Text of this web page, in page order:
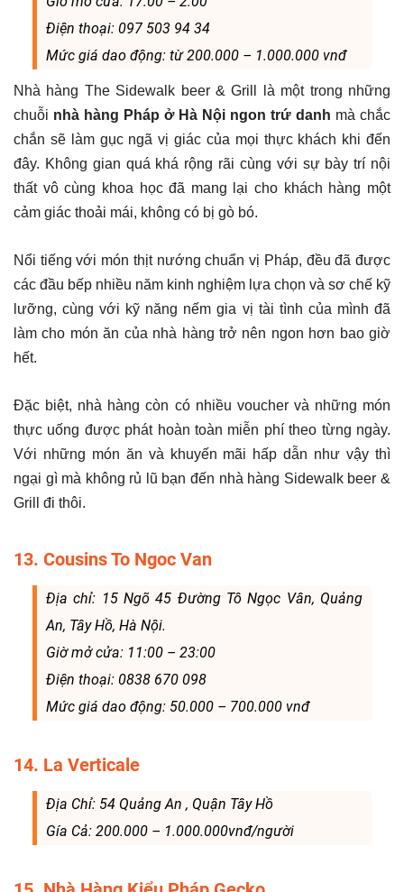
Điện thoại: 097 503 94 34
Mức giá dao động: từ 200.000 – 1.000.000 vnđ
Nhà hàng The Sidewalk beer & Grill là một trong những
chuỗi nhà hàng Pháp ở Hà Nội ngon trứ danh mà chắc
chắn sẽ làm gục ngã vị giác của mọi thực khách khi đến
đây. Không gian quá khá rộng rãi cùng với sự bày trí nội
thất vô cùng khoa học đã mang lại cho khách hàng một
cảm giác thoải mái, không có bị gò bó.
Nổi tiếng với món thịt nướng chuẩn vị Pháp, đều đã được
các đầu bếp nhiều năm kinh nghiệm lựa chọn và sơ chế kỹ
lưỡng, cùng với kỹ năng nếm gia vị tài tình của mình đã
làm cho món ăn của nhà hàng trở nên ngon hơn bao giờ
hết.
Đặc biệt, nhà hàng còn có nhiều voucher và những món
thực uống được phát hoàn toàn miễn phí theo từng ngày.
Với những món ăn và khuyến mãi hấp dẫn như vậy thì
ngại gì mà không rủ lũ bạn đến nhà hàng Sidewalk beer &
Grill đi thôi.
13. Cousins To Ngoc Van
Địa chỉ: 15 Ngõ 45 Đường Tô Ngọc Vân, Quảng
An, Tây Hồ, Hà Nội.
Giờ mở cửa: 11:00 – 23:00
Điện thoại: 0838 670 098
Mức giá dao động: 50.000 – 700.000 vnđ
14. La Verticale
Địa Chỉ: 54 Quảng An , Quận Tây Hồ
Gía Cả: 200.000 – 1.000.000vnđ/người